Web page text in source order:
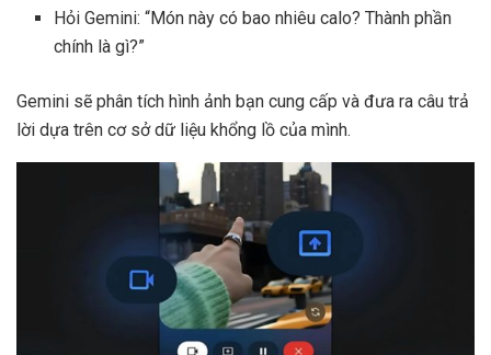
Hỏi Gemini: “Món này có bao nhiêu calo? Thành phần
chính là gì?”
Gemini sẽ phân tích hình ảnh bạn cung cấp và đưa ra câu trả
lời dựa trên cơ sở dữ liệu khổng lồ của mình.